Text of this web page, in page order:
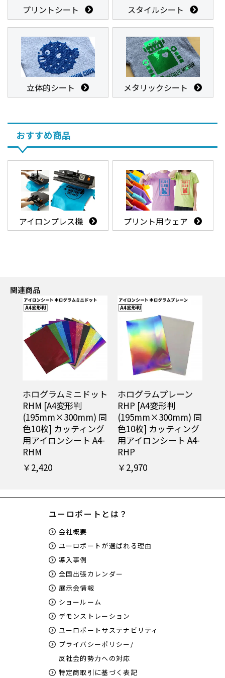
プリントシート スタイルシート
立体的シート メタリックシート
おすすめ商品
アイロンプレス機 プリント用ウェア
関連商品
ホログラムミニドット
RHM [A4変形判
(195mm×300mm) 同
色10枚] カッティング
用アイロンシート A4-
RHM
￥2,420
ホログラムプレーン
RHP [A4変形判
(195mm×300mm) 同
色10枚] カッティング
用アイロンシート A4-
RHP
￥2,970
ユーロポートとは？
会社概要
ユーロポートが選ばれる理由
導入事例
全国出張カレンダー
展示会情報
ショールーム
デモンストレーション
ユーロポートサステナビリティ
プライバシーポリシー/
反社会的勢力への対応
特定商取引に基づく表記